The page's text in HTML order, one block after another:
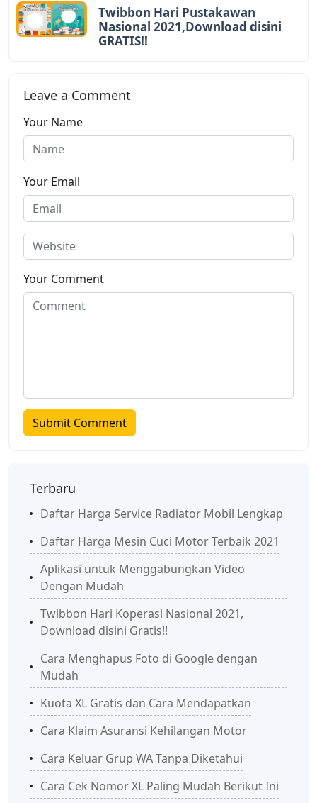
Twibbon Hari Pustakawan
Nasional 2021,Download disini
GRATIS!!
Leave a Comment
Your Name
Your Email
Your Comment
Terbaru
Daftar Harga Service Radiator Mobil Lengkap
Daftar Harga Mesin Cuci Motor Terbaik 2021
Aplikasi untuk Menggabungkan Video
Dengan Mudah
Twibbon Hari Koperasi Nasional 2021,
Download disini Gratis!!
Cara Menghapus Foto di Google dengan
Mudah
Kuota XL Gratis dan Cara Mendapatkan
Cara Klaim Asuransi Kehilangan Motor
Cara Keluar Grup WA Tanpa Diketahui
Cara Cek Nomor XL Paling Mudah Berikut Ini